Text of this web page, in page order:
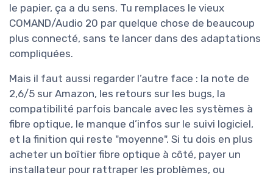
le papier, ça a du sens. Tu remplaces le vieux
COMAND/Audio 20 par quelque chose de beaucoup
plus connecté, sans te lancer dans des adaptations
compliquées.
Mais il faut aussi regarder l’autre face : la note de
2,6/5 sur Amazon, les retours sur les bugs, la
compatibilité parfois bancale avec les systèmes à
fibre optique, le manque d’infos sur le suivi logiciel,
et la finition qui reste "moyenne". Si tu dois en plus
acheter un boîtier fibre optique à côté, payer un
installateur pour rattraper les problèmes, ou